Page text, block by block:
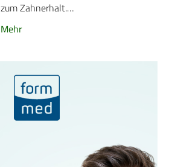
zum Zahnerhalt.…
Mehr